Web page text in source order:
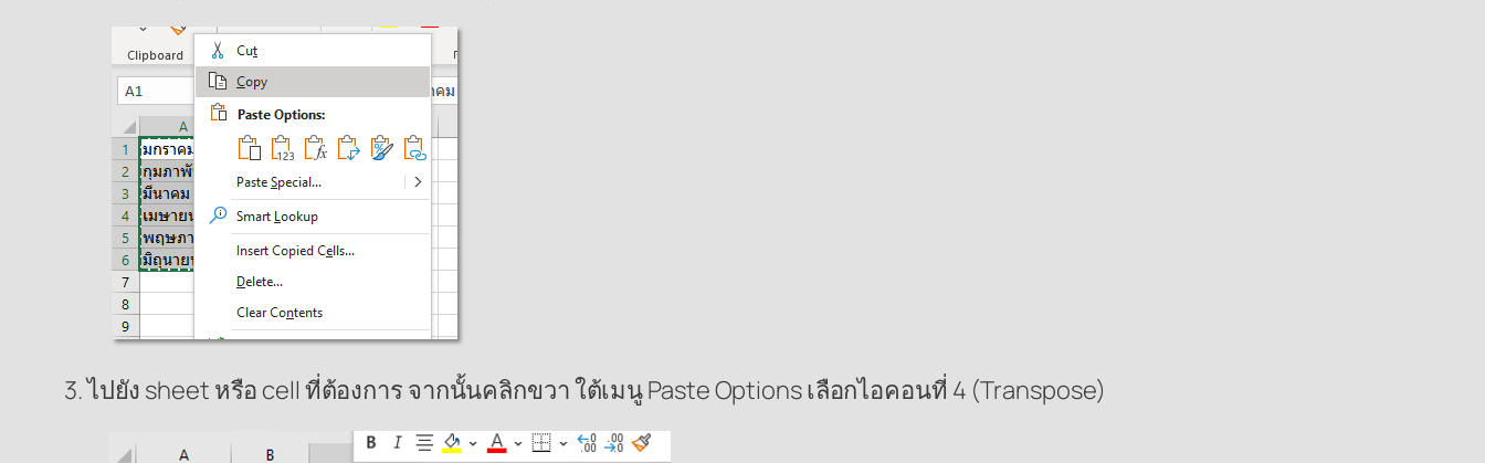
3. ไปยัง sheet หรือ cell ที่ต้องการ จากนั้นคลิกขวา ใต้เมนู Paste Options เลือกไอคอนที่ 4 (Transpose)